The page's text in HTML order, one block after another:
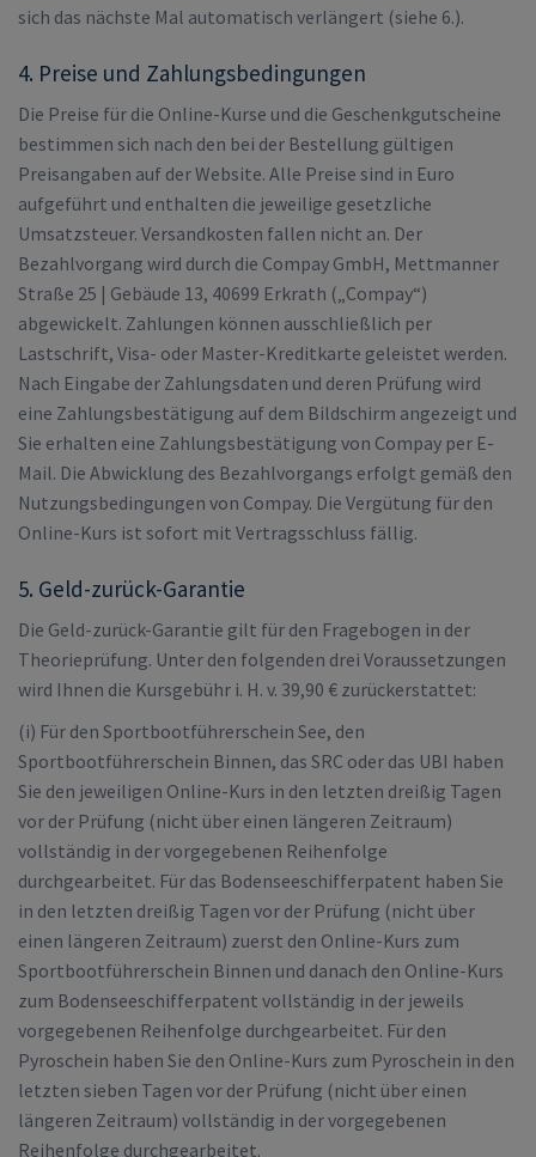
sich das nächste Mal automatisch verlängert (siehe 6.).
4. Preise und Zahlungsbedingungen
Die Preise für die Online-Kurse und die Geschenkgutscheine
bestimmen sich nach den bei der Bestellung gültigen
Preisangaben auf der Website. Alle Preise sind in Euro
aufgeführt und enthalten die jeweilige gesetzliche
Umsatzsteuer. Versandkosten fallen nicht an. Der
Bezahlvorgang wird durch die Compay GmbH, Mettmanner
Straße 25 | Gebäude 13, 40699 Erkrath („Compay“)
abgewickelt. Zahlungen können ausschließlich per
Lastschrift, Visa- oder Master-Kreditkarte geleistet werden.
Nach Eingabe der Zahlungsdaten und deren Prüfung wird
eine Zahlungsbestätigung auf dem Bildschirm angezeigt und
Sie erhalten eine Zahlungsbestätigung von Compay per E-
Mail. Die Abwicklung des Bezahlvorgangs erfolgt gemäß den
Nutzungsbedingungen von Compay. Die Vergütung für den
Online-Kurs ist sofort mit Vertragsschluss fällig.
5. Geld-zurück-Garantie
Die Geld-zurück-Garantie gilt für den Fragebogen in der
Theorieprüfung. Unter den folgenden drei Voraussetzungen
wird Ihnen die Kursgebühr i. H. v. 39,90 € zurückerstattet:
(i) Für den Sportbootführerschein See, den
Sportbootführerschein Binnen, das SRC oder das UBI haben
Sie den jeweiligen Online-Kurs in den letzten dreißig Tagen
vor der Prüfung (nicht über einen längeren Zeitraum)
vollständig in der vorgegebenen Reihenfolge
durchgearbeitet. Für das Bodenseeschifferpatent haben Sie
in den letzten dreißig Tagen vor der Prüfung (nicht über
einen längeren Zeitraum) zuerst den Online-Kurs zum
Sportbootführerschein Binnen und danach den Online-Kurs
zum Bodenseeschifferpatent vollständig in der jeweils
vorgegebenen Reihenfolge durchgearbeitet. Für den
Pyroschein haben Sie den Online-Kurs zum Pyroschein in den
letzten sieben Tagen vor der Prüfung (nicht über einen
längeren Zeitraum) vollständig in der vorgegebenen
Reihenfolge durchgearbeitet.